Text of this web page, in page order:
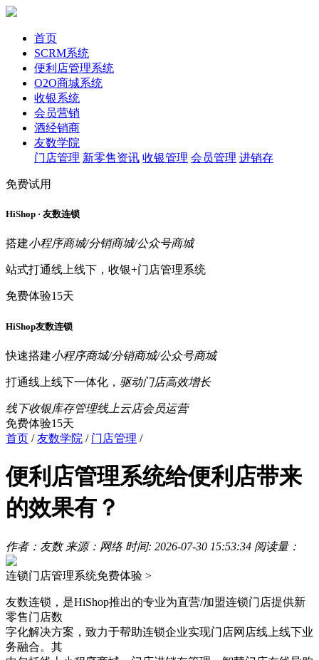
首页
SCRM系统
便利店管理系统
O2O商城系统
收银系统
会员营销
酒经销商
友数学院
门店管理 新零售资讯 收银管理 会员管理 进销存
免费试用
HiShop · 友数连锁
搭建小程序商城/分销商城/公众号商城
站式打通线上线下，收银+门店管理系统
免费体验15天
HiShop友数连锁
快速搭建小程序商城/分销商城/公众号商城
打通线上线下一体化， 驱动门店高效增长
线下收银库存管理线上云店会员运营
免费体验15天
首页 /友数学院 / 门店管理 /
便利店管理系统给便利店带来
的效果有？
作者：友数 来源：网络 时间: 2026-07-30 15:53:34 阅读量：
连锁门店管理系统免费体验 >
友数连锁，是HiShop推出的专业为直营/加盟连锁门店提供新
零售门店数
字化解决方案，致力于帮助连锁企业实现门店网店线上线下业
务融合。其